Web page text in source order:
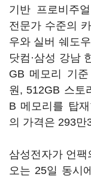
기반 프로비주
전문가 수준의
우와 실버 쉐도
닷컴·삼성 강남
GB 메모리 기
원, 512GB 스토
B 메모리를 탑
의 가격은 293만
삼성전자가 언
오는 25일 동시